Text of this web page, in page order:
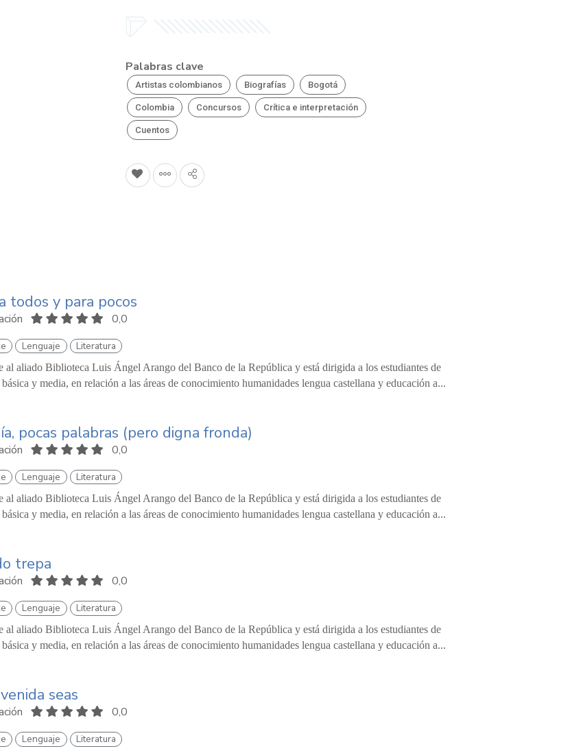
Palabras clave
Artistas colombianos Biografías Bogotá
Colombia Concursos Crítica e interpretación
Cuentos
todos y para pocos
0,0
Lenguaje Literatura
al aliado Biblioteca Luis Ángel Arango del Banco de la República y está dirigida a los estudiantes de
y media, en relación a las áreas de conocimiento humanidades lengua castellana y educación a...
pocas palabras (pero digna fronda)
0,0
Lenguaje Literatura
al aliado Biblioteca Luis Ángel Arango del Banco de la República y está dirigida a los estudiantes de
y media, en relación a las áreas de conocimiento humanidades lengua castellana y educación a...
trepa
0,0
Lenguaje Literatura
al aliado Biblioteca Luis Ángel Arango del Banco de la República y está dirigida a los estudiantes de
y media, en relación a las áreas de conocimiento humanidades lengua castellana y educación a...
seas
0,0
Lenguaje Literatura